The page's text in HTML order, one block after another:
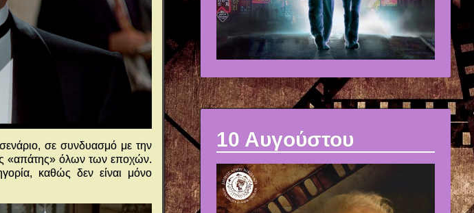
σε συνδυασμό με την
«απάτης» όλων των εποχών.
καθώς δεν είναι μόνο
10 Αυγούστου